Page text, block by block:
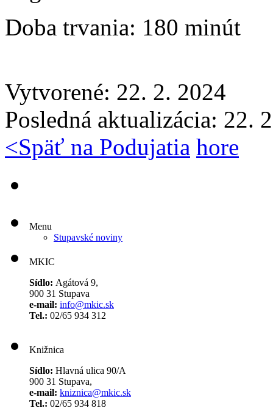
Doba trvania: 180 minút
Vytvorené: 22. 2. 2024
Posledná aktualizácia: 22.
<Späť na Podujatia hore
Menu
Stupavské noviny
MKIC
Sídlo: Agátová 9,
900 31 Stupava
e-mail: info@mkic.sk
Tel.: 02/65 934 312
Knižnica
Sídlo: Hlavná ulica 90/A
900 31 Stupava,
e-mail: kniznica@mkic.sk
Tel.: 02/65 934 818